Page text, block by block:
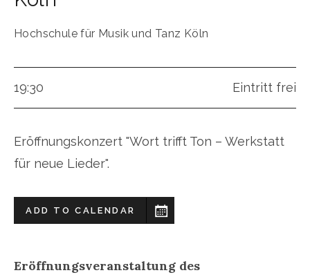
Hochschule für Musik und Tanz Köln
19:30 Eintritt frei
Eröffnungskonzert "Wort trifft Ton – Werkstatt
für neue Lieder".
ADD TO CALENDAR
Eröffnungsveranstaltung des